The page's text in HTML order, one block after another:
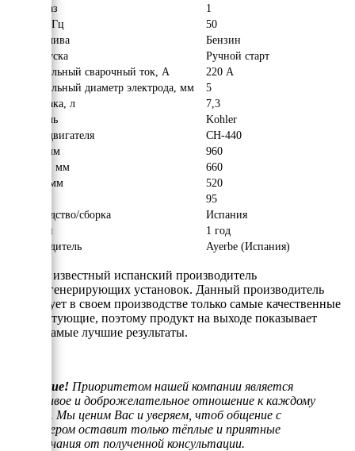
Число фаз
1
Частота, Гц
50
Вид топлива
Бензин
Тип запуска
Ручной старт
Максимальный сварочный ток, А
220 А
Максимальный диаметр электрода, мм
5
Объём бака, л
7,3
Двигатель
Kohler
Модель двигателя
CH-440
Длина, мм
960
Ширина, мм
660
Высота, мм
520
95
Производство/сборка
Испания
Гарантия
1 год
Производитель
Ayerbe (Испания)
Ayerbe - известный испанский производитель
электрогенерирующих установок. Данный производитель
использует в своем производстве только самые качественные
комплектующие, поэтому продукт на выходе показывает
только самые лучшие результаты.
Внимание! Приоритетом нашей компании является
отзывчивое и доброжелательное отношение к каждому
клиенту. Мы ценим Вас и уверяем, чтоб общение с
менеджером оставит только тёплые и приятные
воспоминания от полученной консультации.